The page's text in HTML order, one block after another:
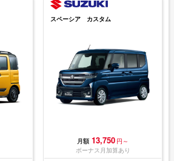
スペーシア カスタム
月額 13,750 円～
ボーナス月加算あり